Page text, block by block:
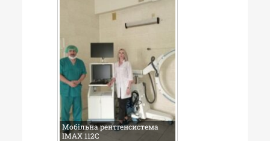
Мобільна рентгенсистема
ІМАХ 112С